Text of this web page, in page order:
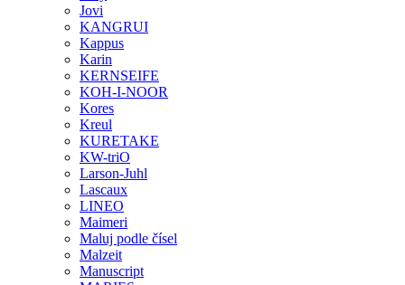
Jovi
KANGRUI
Kappus
Karin
KERNSEIFE
KOH-I-NOOR
Kores
Kreul
KURETAKE
KW-triO
Larson-Juhl
Lascaux
LINEO
Maimeri
Maluj podle čísel
Malzeit
Manuscript